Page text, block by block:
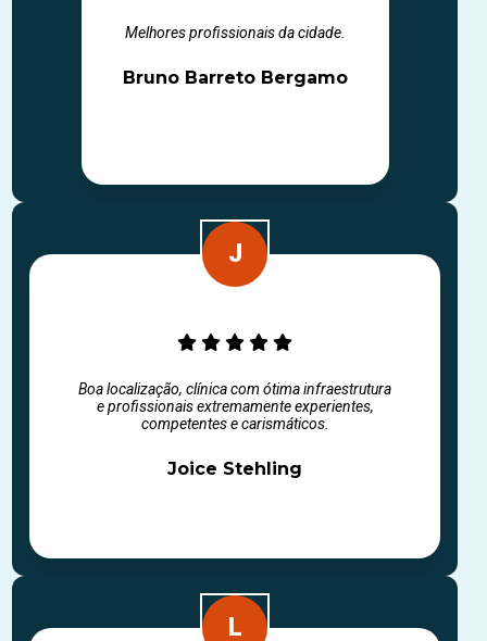
Melhores profissionais da cidade.
Bruno Barreto Bergamo
Boa localização, clínica com ótima infraestrutura
e profissionais extremamente experientes,
competentes e carismáticos.
Joice Stehling